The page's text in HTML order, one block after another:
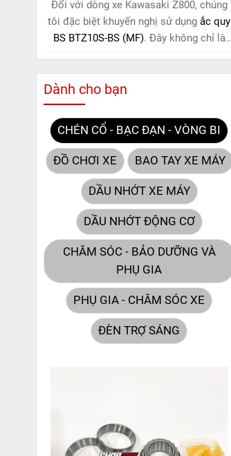
Đối với dòng xe Kawasaki Z800, chúng
tôi đặc biệt khuyến nghị sử dụngắc quy
BS BTZ10S-BS (MF). Đây không chỉ là
giải pháp hoàn hảo được thiết kế dành
riêng cho "chiến mã" này. Với
MF (Maintenance Free)
quy khô này hoàn toàn không cần bảo
dưỡng.
Dành cho bạn
CHÉN CỔ - BẠC ĐẠN - VÒNG BI
ĐỒ CHƠI XE BAO TAY XE MÁY
DẦU NHỚT XE MÁY
DẦU NHỚT ĐỘNG CƠ
CHĂM SÓC - BẢO DƯỠNG VÀ
PHỤ GIA
PHỤ GIA - CHĂM SÓC XE
ĐÈN TRỢ SÁNG